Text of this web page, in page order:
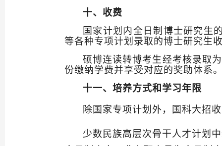
十、收费
国家计划内全日制博士研究生
等各种专项计划录取的博士研究生
硕博连读转博考生经考核录取
份缴纳学费并享受对应的奖助体系
十一、 培养方式和学习年限
除国家专项计划外， 国科大招
少数民族高层次骨干人才计划